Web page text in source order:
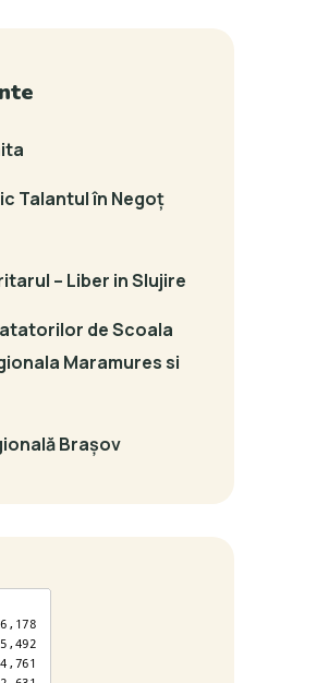
Talantul în Negoț
– Liber in Slujire
de Scoala
Maramures si
Brașov